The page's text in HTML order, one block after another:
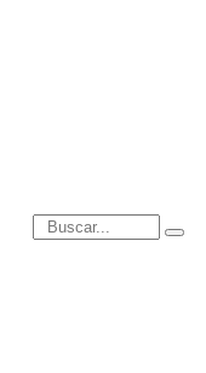
Introduce términos de